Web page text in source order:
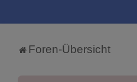
Foren-Übersicht